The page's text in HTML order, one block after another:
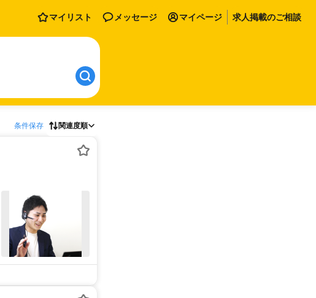
マイリスト メッセージ マイページ 求人掲載のご相談
条件保存 関連度順